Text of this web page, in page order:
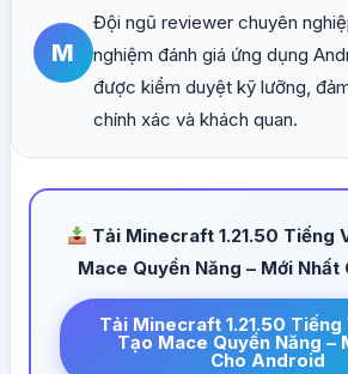
M
Đội ngũ reviewer chuyên
nghiệm đánh giá ứng dụng
được kiểm duyệt kỹ lưỡng,
chính xác và khách quan.
Tải Minecraft 1.21.50 Tiếng
Mace Quyền Năng – Mới
Tải Minecraft 1.21.50 Tiếng
Tạo Mace Quyền Năng –
Cho Android